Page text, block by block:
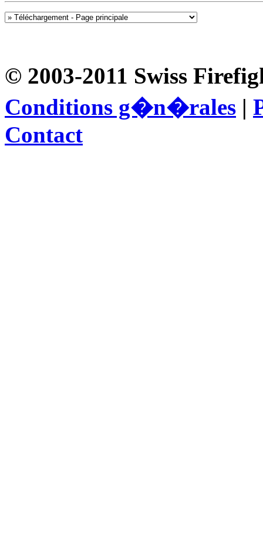
© 2003-2011 Swiss
Conditions g�n�rales |
Contact